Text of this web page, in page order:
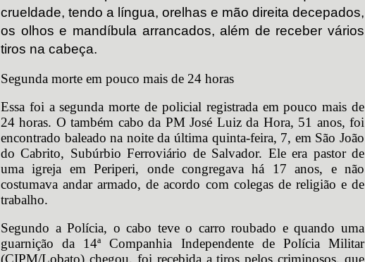
crueldade, tendo a língua, orelhas e mão direita decepados,
os olhos e mandíbula arrancados, além de receber vários
tiros na cabeça.
Segunda morte em pouco mais de 24 horas
Essa foi a segunda morte de policial registrada em pouco mais de
24 horas. O também cabo da PM José Luiz da Hora, 51 anos, foi
encontrado baleado na noite da última quinta-feira, 7, em São João
do Cabrito, Subúrbio Ferroviário de Salvador. Ele era pastor de
uma igreja em Periperi, onde congregava há 17 anos, e não
costumava andar armado, de acordo com colegas de religião e de
trabalho.
Segundo a Polícia, o cabo teve o carro roubado e quando uma
guarnição da 14ª Companhia Independente de Polícia Militar
(CIPM/Lobato) chegou, foi recebida a tiros pelos criminosos, que